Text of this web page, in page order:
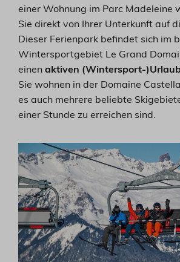
einer Wohnung im Parc Madeleine
Sie direkt von Ihrer Unterkunft auf
Dieser Ferienpark befindet sich im
Wintersportgebiet Le Grand
einenaktiven (Wintersport-
Sie wohnen in der Domaine
es auch mehrere beliebte
einer Stunde zu erreichen sind.